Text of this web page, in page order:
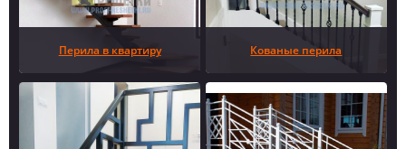
Перила в квартиру Кованые перила